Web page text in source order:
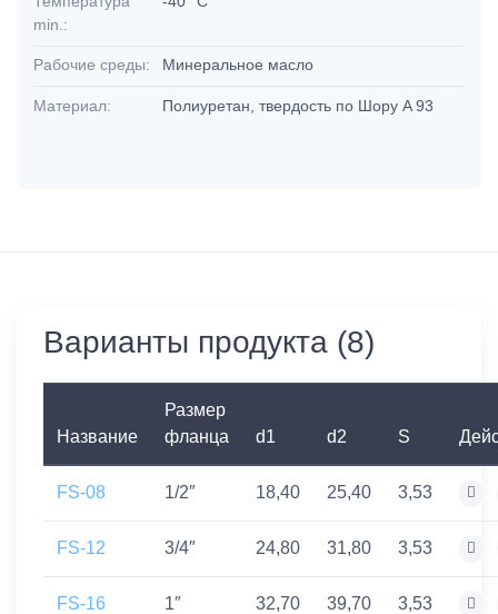
min.:
Рабочие среды: Минеральное масло
Материал: Полиуретан, твердость по Шору A 93
Варианты продукта (8)
Название
Размер
фланца
d1 d2 S
FS-08 1/2″ 18,40 25,40 3,53
FS-12 3/4″ 24,80 31,80 3,53
FS-16 1″ 32,70 39,70 3,53